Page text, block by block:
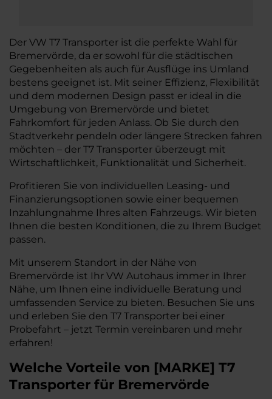
Der VW T7 Transporter ist die perfekte Wahl für
Bremervörde, da er sowohl für die städtischen
Gegebenheiten als auch für Ausflüge ins Umland
bestens geeignet ist. Mit seiner Effizienz, Flexibilität
und dem modernen Design passt er ideal in die
Umgebung von Bremervörde und bietet
Fahrkomfort für jeden Anlass. Ob Sie durch den
Stadtverkehr pendeln oder längere Strecken fahren
möchten – der T7 Transporter überzeugt mit
Wirtschaftlichkeit, Funktionalität und Sicherheit.
Profitieren Sie von individuellen Leasing- und
Finanzierungsoptionen sowie einer bequemen
Inzahlungnahme Ihres alten Fahrzeugs. Wir bieten
Ihnen die besten Konditionen, die zu Ihrem Budget
passen.
Mit unserem Standort in der Nähe von
Bremervörde ist Ihr VW Autohaus immer in Ihrer
Nähe, um Ihnen eine individuelle Beratung und
umfassenden Service zu bieten. Besuchen Sie uns
und erleben Sie den T7 Transporter bei einer
Probefahrt – jetzt Termin vereinbaren und mehr
erfahren!
Welche Vorteile von [MARKE] T7
Transporter für Bremervörde